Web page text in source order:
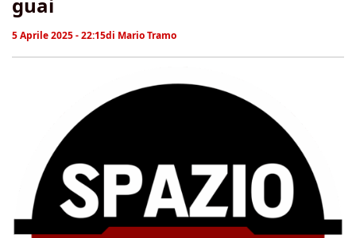
5 Aprile 2025 - 22:15di Mario Tramo